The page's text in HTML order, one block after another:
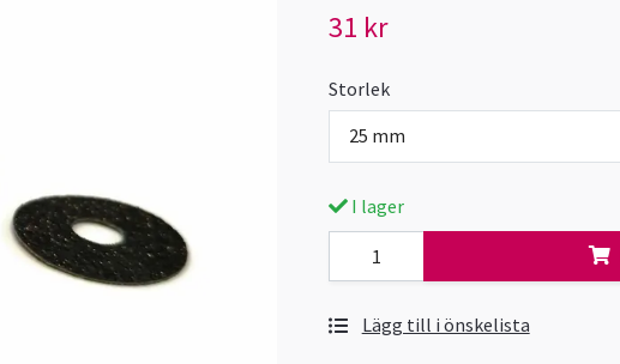
31 kr
Storlek
25 mm
I lager
Lägg till i önskelista